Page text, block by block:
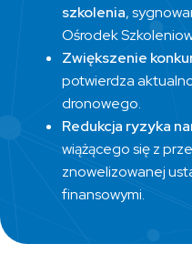
szkolenia,
Ośrodek
Zwiększenie
potwierdza
dronowego.
Redukcja ryzyka
wiążącego się z
znowelizowanej
finansowymi.